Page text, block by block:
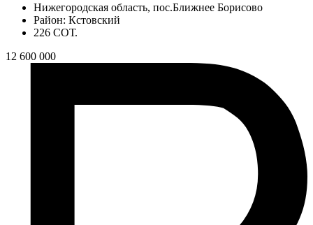
Нижегородская область, пос.Ближнее Борисово
Район: Кстовский
226 СОТ.
12 600 000